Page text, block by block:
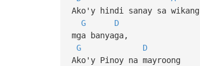
Ako'y hindi sanay sa wikang
G
D
mga banyaga,
G
D
Ako'y Pinoy na mayroong